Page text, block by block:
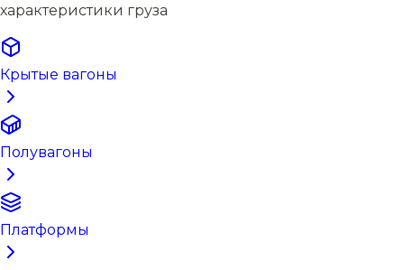
характеристики груза
Крытые вагоны
Полувагоны
Платформы